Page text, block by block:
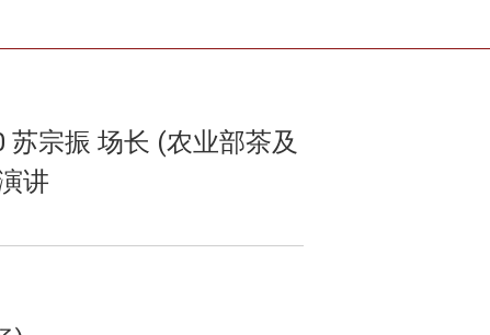
苏宗振 场长 (农业部茶及
讲